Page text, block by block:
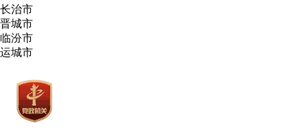
长治市
晋城市
临汾市
运城市